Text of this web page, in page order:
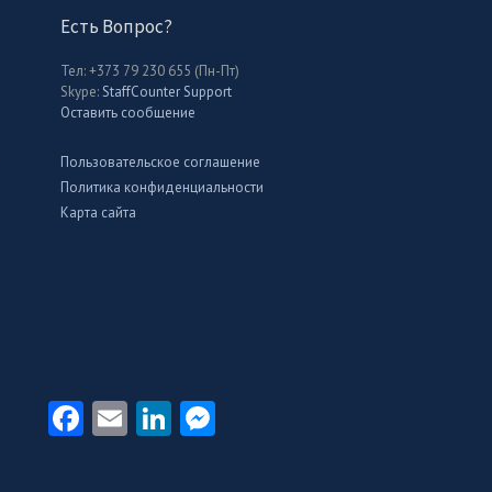
Есть Вопрос?
Тел: +373 79 230 655 (Пн-Пт)
Skype:StaffCounter Support
Оставить сообщение
Пользовательское соглашение
Политика конфиденциальности
Карта сайта
Facebook
EmailLinkedIn
Messenger